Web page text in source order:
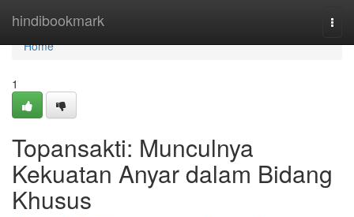
hindibookmark
Home
Home
1
Topansakti: Munculnya
Kekuatan Anyar dalam Bidang
Khusus